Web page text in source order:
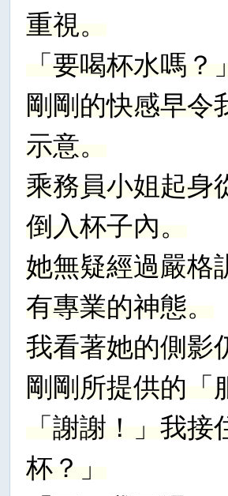
重視。
「要喝杯水嗎
剛剛的快感早令
示意。
乘務員小姐起身
倒入杯子內。
她無疑經過嚴格
有專業的神態。
我看著她的側影
剛剛所提供的「
「謝謝！」我
杯？」